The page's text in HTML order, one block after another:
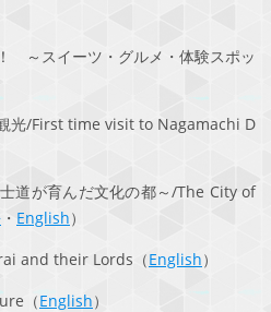
～スイーツ・グルメ・体験スポッ
光/First time visit to Nagamachi D
道が育んだ文化の都～/The City of
・ English）
and their Lords（English）
（English）